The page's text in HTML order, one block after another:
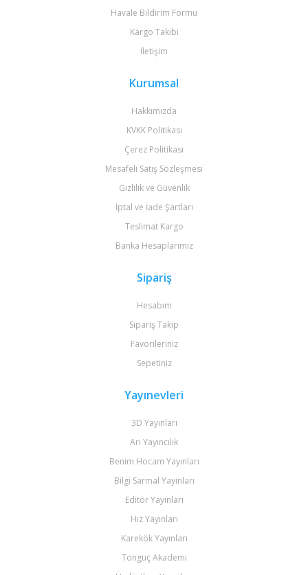
Havale Bildirim Formu
Kargo Takibi
İletişim
Kurumsal
Hakkımızda
KVKK Politikası
Çerez Politikası
Mesafeli Satış Sözleşmesi
Gizlilik ve Güvenlik
İptal ve İade Şartları
Teslimat Kargo
Banka Hesaplarımız
Sipariş
Hesabım
Sipariş Takip
Favorileriniz
Sepetiniz
Yayınevleri
3D Yayınları
Arı Yayıncılık
Benim Hocam Yayınları
Bilgi Sarmal Yayınları
Editör Yayınları
Hız Yayınları
Karekök Yayınları
Tonguç Akademi